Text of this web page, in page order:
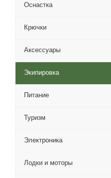
Оснастка
Крючки
Аксессуары
Экипировка
Питание
Туризм
Электроника
Лодки и моторы